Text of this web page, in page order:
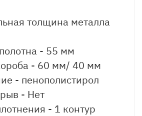
толщина металла
- 55 мм
- 60 мм/ 40 мм
- пенополистирол
- Нет
- 1 контур